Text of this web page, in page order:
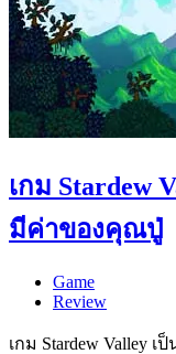
เกม Stardew
มีค่าของคุณปู่
Game
Review
เกม Stardew Valley